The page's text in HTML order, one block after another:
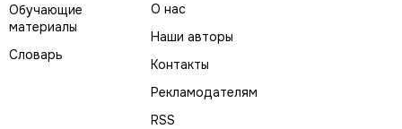
Обучающие
материалы
Словарь
О нас
Наши авторы
Контакты
Рекламодателям
RSS